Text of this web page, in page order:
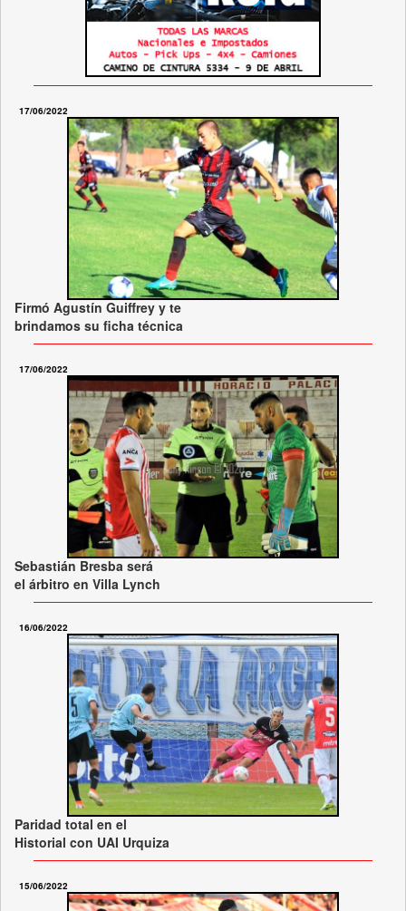
17/06/2022
Firmó Agustín Guiffrey y te
brindamos su ficha técnica
17/06/2022
Sebastián Bresba será
el árbitro en Villa Lynch
16/06/2022
Paridad total en el
Historial con UAI Urquiza
15/06/2022